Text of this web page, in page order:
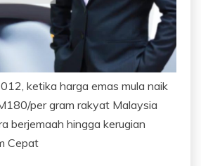
ketika harga emas mula naik
per gram rakyat Malaysia
berjemaah hingga kerugian
Cepat